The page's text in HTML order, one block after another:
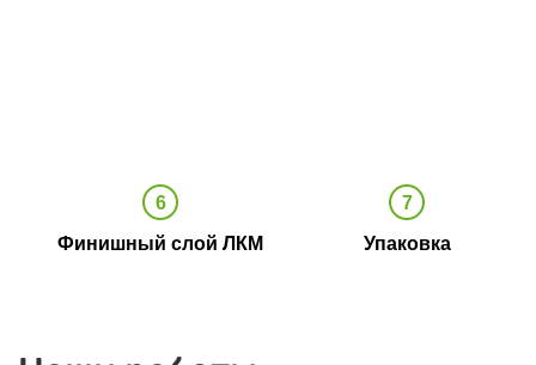
Финишный слой ЛКМ Упаковка